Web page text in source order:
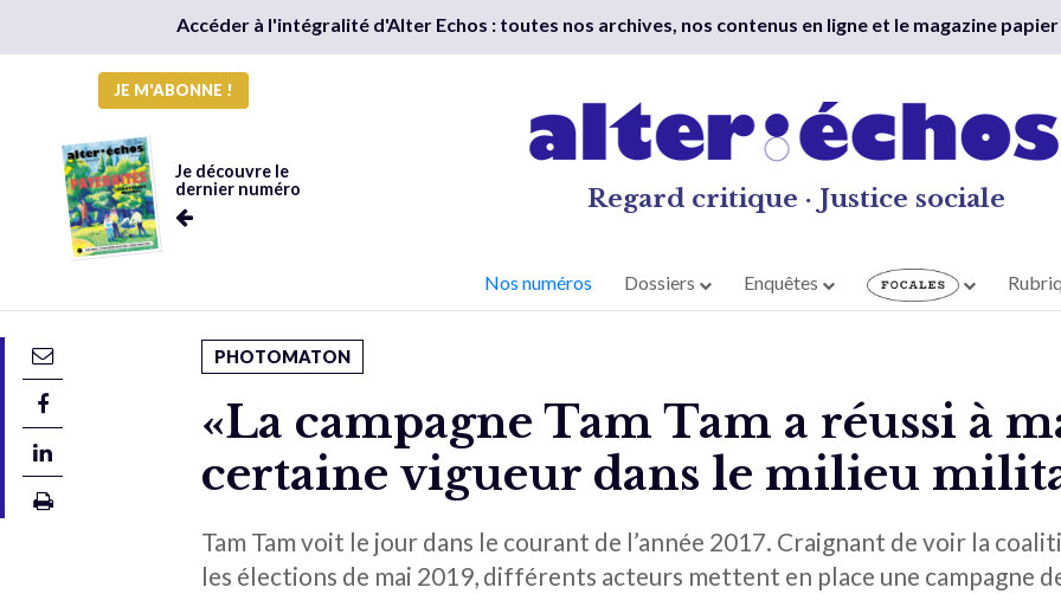
Accéder à l'intégralité d'Alter Echos : toutes nos archives, nos contenus en ligne et le magazine
JE M'ABONNE !
Je découvre le
dernier numéro
Regard critique · Justice sociale
Nos numéros Dossiers Enquêtes
PHOTOMATON
«La campagne Tam Tam a réussi à
certaine vigueur dans le milieu
Tam Tam voit le jour dans le courant de l’année 2017. Craignant de voir la
les élections de mai 2019, différents acteurs mettent en place une campagne